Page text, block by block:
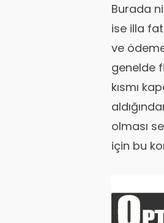
Burada
ise illa
ve
genelde
kısmı
olması
için bu